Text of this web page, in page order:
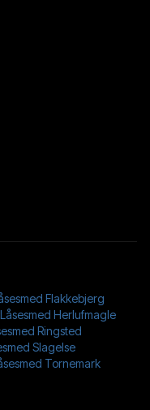
Flakkebjerg
Låsesmed Herlufmagle
Ringsted
Slagelse
Tornemark